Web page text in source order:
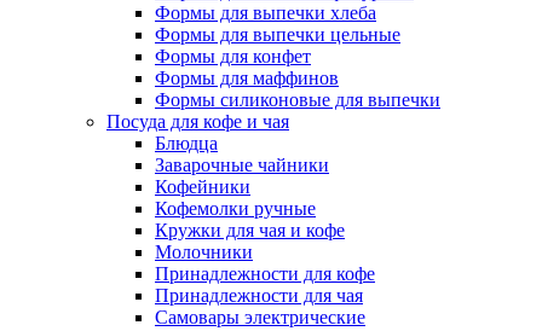
Формы для выпечки хлеба
Формы для выпечки цельные
Формы для конфет
Формы для маффинов
Формы силиконовые для выпечки
Посуда для кофе и чая
Блюдца
Заварочные чайники
Кофейники
Кофемолки ручные
Кружки для чая и кофе
Молочники
Принадлежности для кофе
Принадлежности для чая
Самовары электрические